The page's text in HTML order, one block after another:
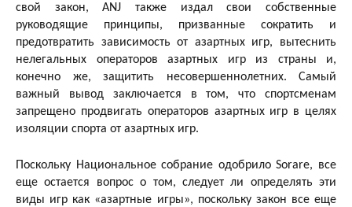
свой закон, ANJ также издал свои собственные
руководящие принципы, призванные сократить и
предотвратить зависимость от азартных игр, вытеснить
нелегальных операторов азартных игр из страны и,
конечно же, защитить несовершеннолетних. Самый
важный вывод заключается в том, что спортсменам
запрещено продвигать операторов азартных игр в целях
изоляции спорта от азартных игр.
Поскольку Национальное собрание одобрило Sorare, все
еще остается вопрос о том, следует ли определять эти
виды игр как «азартные игры», поскольку закон все еще